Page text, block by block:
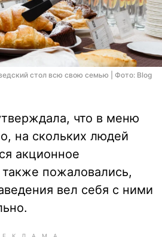
стол всю свою семью | Фото: Blog
что в меню
на скольких людей
акционное
пожаловались,
вел себя с ними